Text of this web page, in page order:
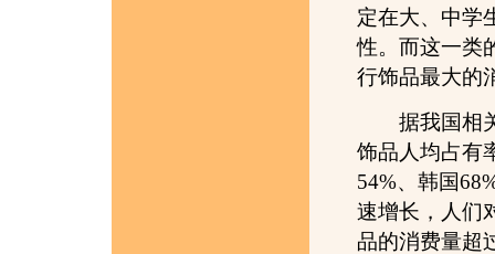
定在大、中
性。而这一类
行饰品最大的
据我国相关
饰品人均占有
54%、韩国
速增长，人们
品的消费量超